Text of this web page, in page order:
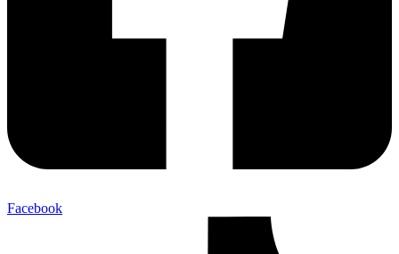
Facebook